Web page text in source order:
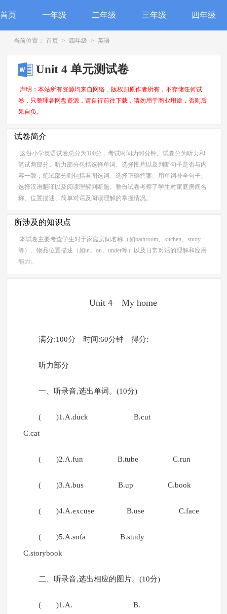
首页 一年级 二年级 三年级 四年级
当前位置： 首页 > 四年级 > 英语
Unit 4 单元测试卷
声明：本站所有资源均来自网络，版权归原作者所有，不存储任何试
卷，只整理各网盘资源，请自行前往下载，请勿用于商业用途，否则后
果自负。
试卷简介
这份小学英语试卷总分为100分，考试时间为60分钟。试卷分为听力和
笔试两部分。听力部分包括选择单词、选择图片以及判断句子是否与内
容一致；笔试部分则包括看图选词、选择正确答案、用单词补全句子、
选择汉语翻译以及阅读理解判断题。整份试卷考察了学生对家庭房间名
称、位置描述、简单对话及阅读理解的掌握情况。
所涉及的知识点
本试卷主要考查学生对于家庭房间名称（如bathroom、kitchen、study
等）、物品位置描述（如in、on、under等）以及日常对话的理解和应用
能力。
Unit 4 My home
满分:100分 时间:60分钟 得分:
听力部分
一、听录音,选出单词。(10分)
( )1.A.duck B.cut
C.cat
( )2.A.fun B.tube C.run
( )3.A.bus B.up C.book
( )4.A.excuse B.use C.face
( )5.A.sofa B.study
C.storybook
二、听录音,选出相应的图片。(10分)
( )1.A. B.